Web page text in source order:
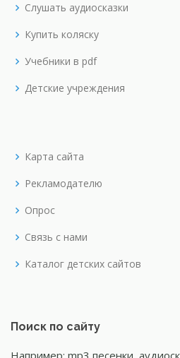
Слушать аудиосказки
Купить коляску
Учебники в pdf
Детские учреждения
Карта сайта
Рекламодателю
Опрос
Связь с нами
Каталог детских сайтов
Поиск по сайту
Например: mp3 песенки,